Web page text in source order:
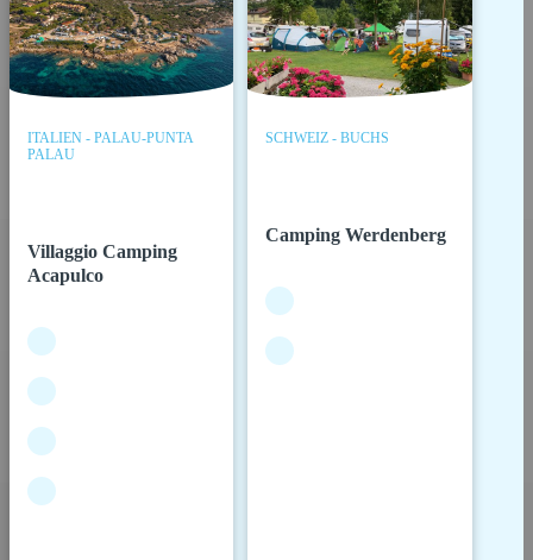
ITALIEN - PALAU-PUNTA
PALAU
Villaggio Camping
Acapulco
SCHWEIZ - BUCHS
Camping Werdenberg